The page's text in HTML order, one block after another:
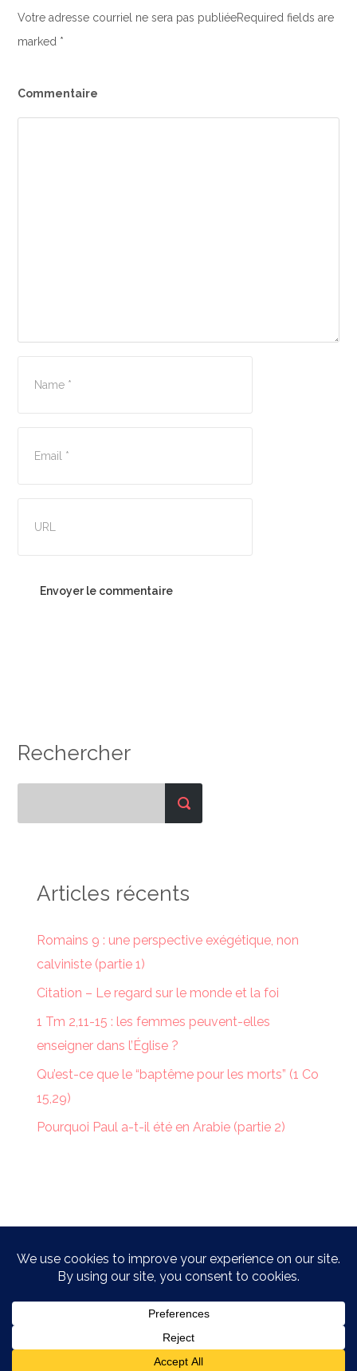
Votre adresse courriel ne sera pas publiéeRequired fields are
marked *
Commentaire
Rechercher
Articles récents
Romains 9 : une perspective exégétique, non
calviniste (partie 1)
Citation – Le regard sur le monde et la foi
1 Tm 2,11-15 : les femmes peuvent-elles
enseigner dans l’Église ?
Qu’est-ce que le “baptême pour les morts” (1 Co
15,29)
Pourquoi Paul a-t-il été en Arabie (partie 2)
Théophile © 2015